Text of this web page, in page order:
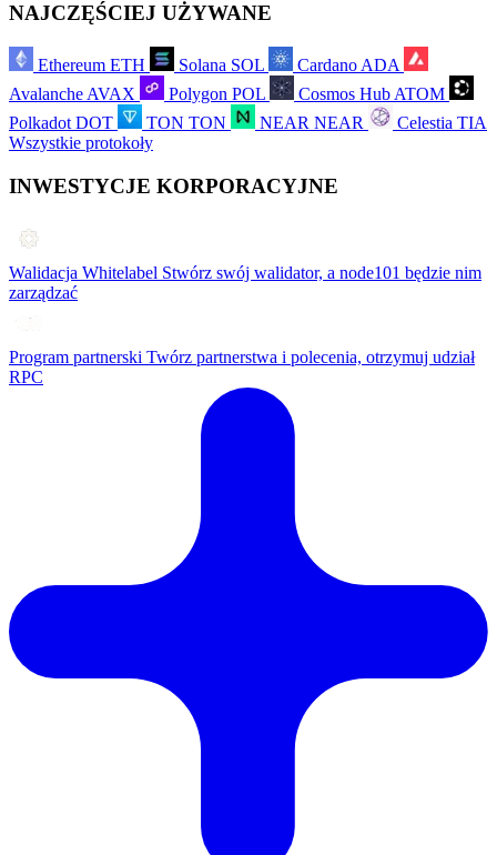
NAJCZĘŚCIEJ UŻYWANE
Ethereum ETH Solana SOL Cardano ADA
Avalanche AVAX Polygon POL Cosmos Hub ATOM
Polkadot DOT TON TON NEAR NEAR Celestia TIA
Wszystkie protokoły
INWESTYCJE KORPORACYJNE
Walidacja Whitelabel Stwórz swój walidator, a node101 będzie nim
zarządzać
Program partnerski Twórz partnerstwa i polecenia, otrzymuj udział
RPC